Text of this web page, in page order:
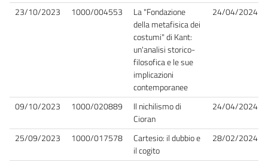
23/10/2023 1000/004553
La "Fondazione
della metafisica dei
costumi" di Kant:
un'analisi storico-
filosofica e le sue
implicazioni
contemporanee
24/04/2024
09/10/2023 1000/020889
Il nichilismo di
Cioran
24/04/2024
25/09/2023 1000/017578
Cartesio: il dubbio e
il cogito
28/02/2024